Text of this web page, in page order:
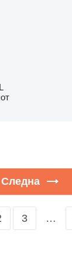
Следна
3 …